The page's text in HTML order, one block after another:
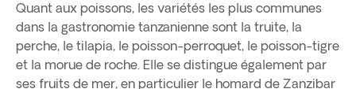
Quant aux poissons, les variétés les plus communes
dans la gastronomie tanzanienne sont la truite, la
perche, le tilapia, le poisson-perroquet, le poisson-tigre
et la morue de roche. Elle se distingue également par
ses fruits de mer, en particulier le homard de Zanzibar